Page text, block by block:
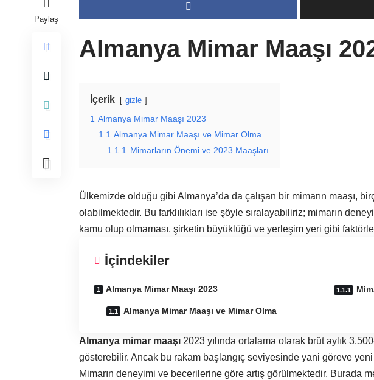
Paylaş
Almanya Mimar Maaşı
İçerik gizle
1 Almanya Mimar Maaşı 2023
1.1 Almanya Mimar Maaşı ve Mimar Olma
1.1.1
Mimarların Önemi ve 2023 Maaşları
Ülkemizde olduğu gibi Almanya’da da çalışan bir mimarın maaşı,
olabilmektedir. Bu farklılıkları ise şöyle sıralayabiliriz; mimarın
kamu olup olmaması, şirketin büyüklüğü ve yerleşim yeri gibi
İçindekiler
Almanya Mimar Maaşı 2023
Almanya Mimar Maaşı ve Mimar Olma
Almanya mimar maaşı 2023 yılında ortalama olarak brüt aylık
gösterebilir. Ancak bu rakam başlangıç seviyesinde yani göreve yeni
Mimarın deneyimi ve becerilerine göre artış görülmektedir. Burada